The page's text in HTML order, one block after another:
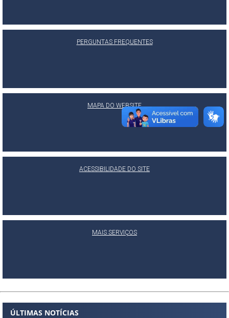
PERGUNTAS FREQUENTES
MAPA DO WEBSITE
ACESSIBILIDADE DO SITE
MAIS SERVIÇOS
ÚLTIMAS NOTÍCIAS